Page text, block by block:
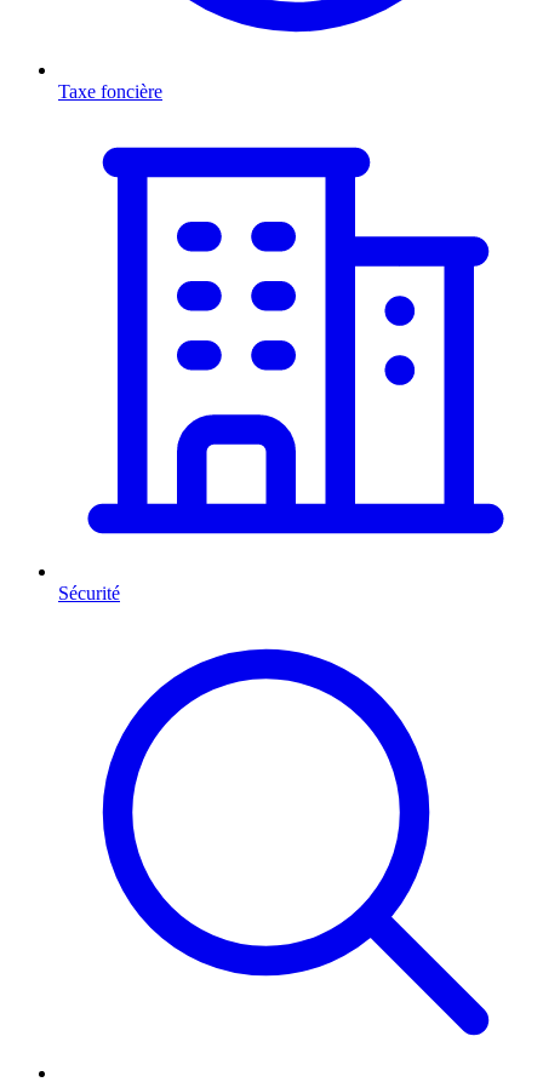
Taxe foncière
Sécurité